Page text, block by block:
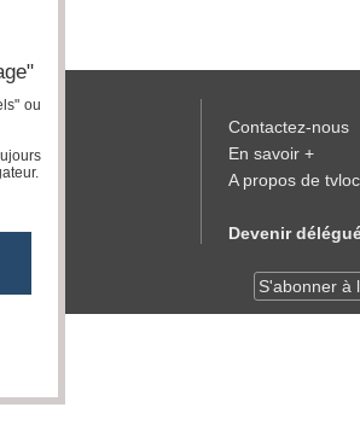
Contactez-nous
En savoir +
A propos de
Devenir
S'abonner à
ou